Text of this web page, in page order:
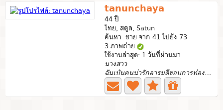
tanunchaya
44 ปี
ไทย, สตูล, Satun
ค้นหา ชาย จาก 41 ไปยัง 73
3 ภาพถ่าย
ใช้งานล่าสุด: 1 วันที่ผ่านมา
นางสาว
ฉันเป๋นคนน่ารักอารมดีชอบการท่องเที่ยวไม่มีลูก...